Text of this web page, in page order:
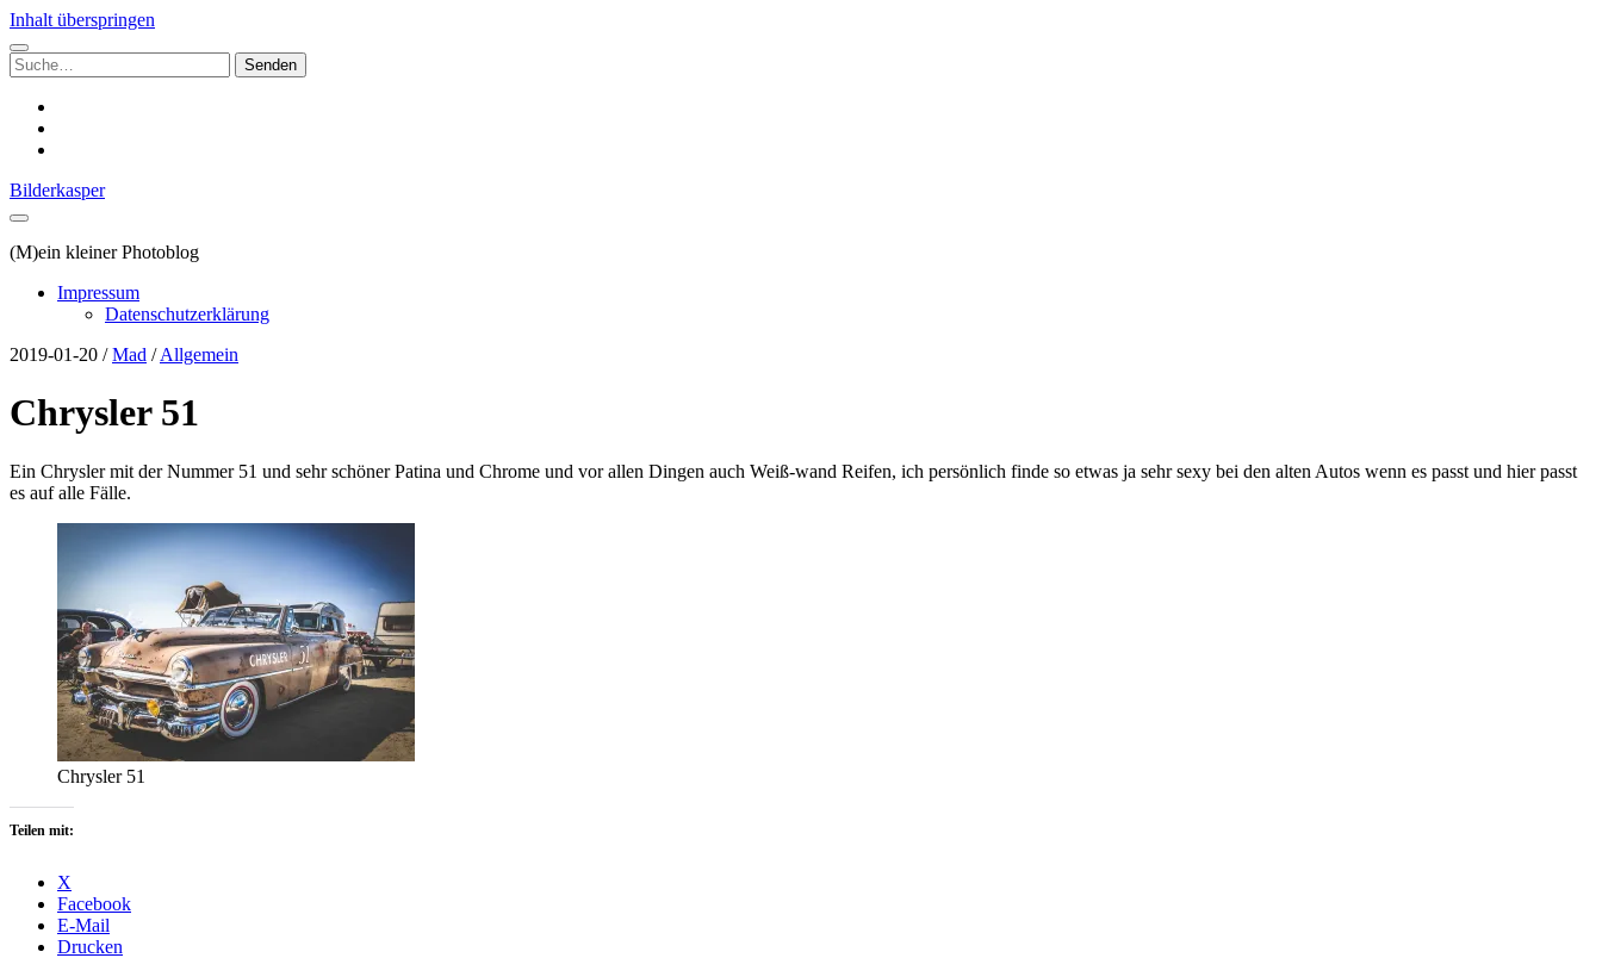
Inhalt überspringen
Suchen
nach:
Bilderkasper
(M)ein kleiner Photoblog
Impressum
Datenschutzerklärung
2019-01-20 /Mad /Allgemein
Chrysler 51
Ein Chrysler mit der Nummer 51 und sehr schöner Patina und Chrome und vor allen Dingen auch Weiß-wand Reifen, ich persönlich finde so etwas ja sehr sexy bei den alten Autos wenn es passt und hier passt
es auf alle Fälle.
Chrysler 51
Teilen mit:
X
Facebook
E-Mail
Drucken